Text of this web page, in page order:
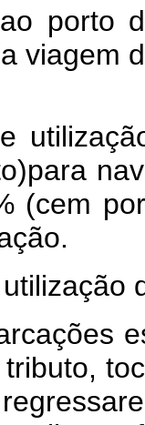
porto
viagem
(cem